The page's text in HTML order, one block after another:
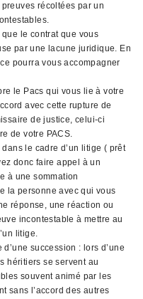
récoltées par un
que le contrat que vous
par une lacune juridique. En
pourra vous accompagner
le Pacs qui vous lie à votre
avec cette rupture de
de justice, celui-ci
de votre PACS.
le cadre d’un litige ( prêt
donc faire appel à un
à une sommation
la personne avec qui vous
réponse, une réaction ou
incontestable à mettre au
litige.
succession : lors d’une
héritiers se servent au
souvent animé par les
sans l’accord des autres